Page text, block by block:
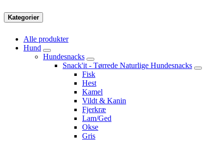
Kategorier
Alle produkter
Hund
Hundesnacks
Snack'it - Tørrede Naturlige Hundesnacks
Fisk
Hest
Kamel
Vildt & Kanin
Fjerkræ
Lam/Ged
Okse
Gris